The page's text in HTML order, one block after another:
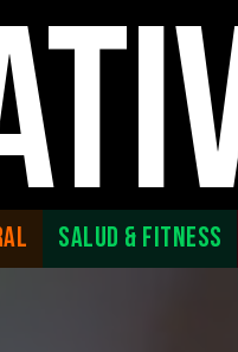
SALUD & FITNESS